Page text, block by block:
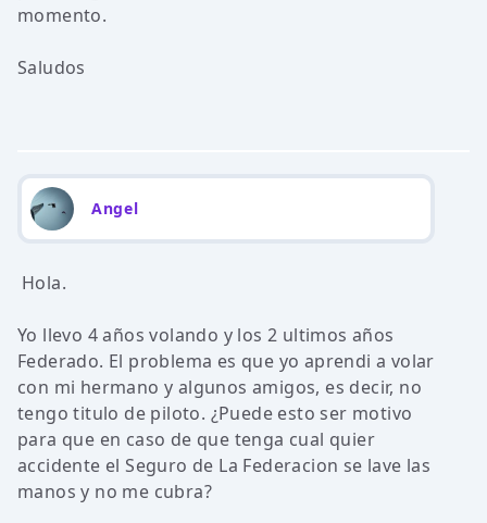
momento.
Saludos
Angel
Hola.
Yo llevo 4 años volando y los 2 ultimos años
Federado. El problema es que yo aprendi a volar
con mi hermano y algunos amigos, es decir, no
tengo titulo de piloto. ¿Puede esto ser motivo
para que en caso de que tenga cual quier
accidente el Seguro de La Federacion se lave las
manos y no me cubra?